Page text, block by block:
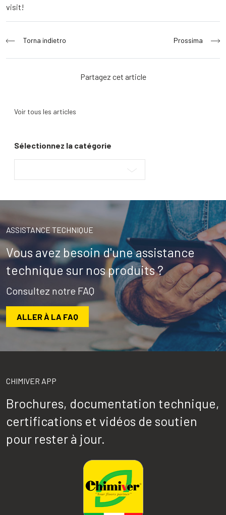
visit!
Navigation
de
Torna indietro Prossima
Partagez cet article
Voir tous les articles
Sélectionnez la catégorie
ASSISTANCE TECHNIQUE
Vous avez besoin d'une assistance
technique sur nos produits ?
Consultez notre FAQ
ALLER À LA FAQ
CHIMIVER APP
Brochures, documentation technique,
certifications et vidéos de soutien
pour rester à jour.